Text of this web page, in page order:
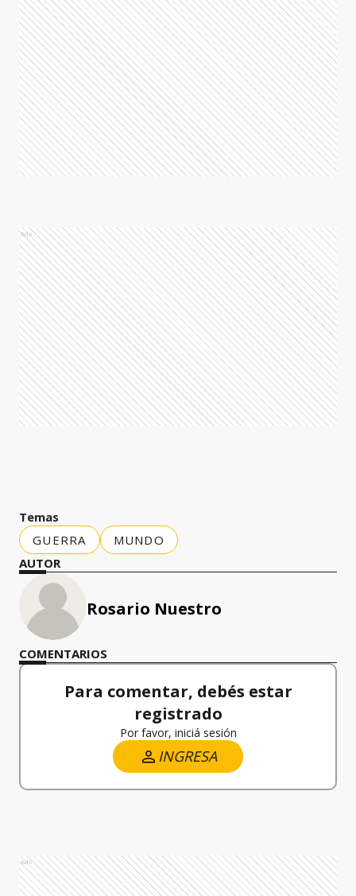
Ads
Temas
GUERRA
MUNDO
AUTOR
Rosario Nuestro
COMENTARIOS
Para comentar, debés estar
registrado
Por favor, iniciá sesión
INGRESA
Ads